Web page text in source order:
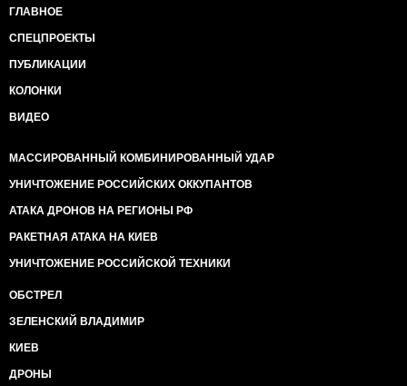
ГЛАВНОЕ
СПЕЦПРОЕКТЫ
ПУБЛИКАЦИИ
КОЛОНКИ
ВИДЕО
МАССИРОВАННЫЙ КОМБИНИРОВАННЫЙ УДАР
УНИЧТОЖЕНИЕ РОССИЙСКИХ ОККУПАНТОВ
АТАКА ДРОНОВ НА РЕГИОНЫ РФ
РАКЕТНАЯ АТАКА НА КИЕВ
УНИЧТОЖЕНИЕ РОССИЙСКОЙ ТЕХНИКИ
ОБСТРЕЛ
ЗЕЛЕНСКИЙ ВЛАДИМИР
КИЕВ
ДРОНЫ